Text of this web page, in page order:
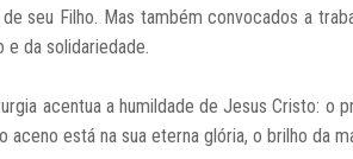
seu Filho. Mas também convocados a
da solidariedade.
acentua a humildade de Jesus Cristo: o
está na sua eterna glória, o brilho da